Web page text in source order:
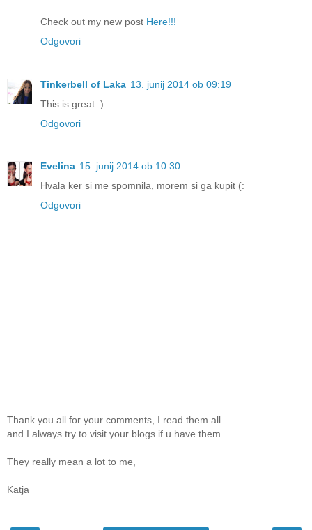
Check out my new post Here!!!
Odgovori
Tinkerbell of Laka 13. junij 2014 ob 09:19
This is great :)
Odgovori
Evelina 15. junij 2014 ob 10:30
Hvala ker si me spomnila, morem si ga kupit (:
Odgovori
Thank you all for your comments, I read them all
and I always try to visit your blogs if u have them.
They really mean a lot to me,
Katja